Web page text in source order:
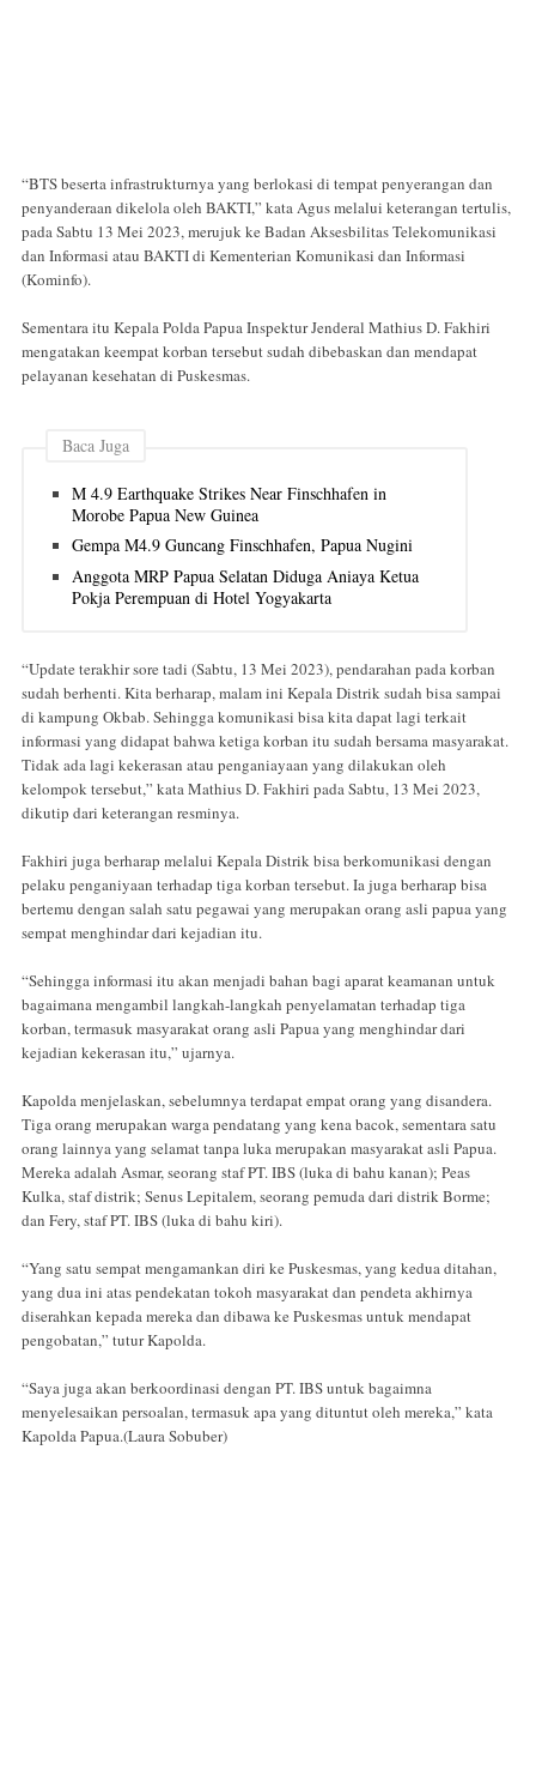
“BTS beserta infrastrukturnya yang berlokasi di tempat penyerangan dan
penyanderaan dikelola oleh BAKTI,” kata Agus melalui keterangan tertulis,
pada Sabtu 13 Mei 2023, merujuk ke Badan Aksesbilitas Telekomunikasi
dan Informasi atau BAKTI di Kementerian Komunikasi dan Informasi
(Kominfo).
Sementara itu Kepala Polda Papua Inspektur Jenderal Mathius D. Fakhiri
mengatakan keempat korban tersebut sudah dibebaskan dan mendapat
pelayanan kesehatan di Puskesmas.
Baca Juga
M 4.9 Earthquake Strikes Near Finschhafen in
Morobe Papua New Guinea
Gempa M4.9 Guncang Finschhafen, Papua Nugini
Anggota MRP Papua Selatan Diduga Aniaya Ketua
Pokja Perempuan di Hotel Yogyakarta
“Update terakhir sore tadi (Sabtu, 13 Mei 2023), pendarahan pada korban
sudah berhenti. Kita berharap, malam ini Kepala Distrik sudah bisa sampai
di kampung Okbab. Sehingga komunikasi bisa kita dapat lagi terkait
informasi yang didapat bahwa ketiga korban itu sudah bersama masyarakat.
Tidak ada lagi kekerasan atau penganiayaan yang dilakukan oleh
kelompok tersebut,” kata Mathius D. Fakhiri pada Sabtu, 13 Mei 2023,
dikutip dari keterangan resminya.
Fakhiri juga berharap melalui Kepala Distrik bisa berkomunikasi dengan
pelaku penganiyaan terhadap tiga korban tersebut. Ia juga berharap bisa
bertemu dengan salah satu pegawai yang merupakan orang asli papua yang
sempat menghindar dari kejadian itu.
“Sehingga informasi itu akan menjadi bahan bagi aparat keamanan untuk
bagaimana mengambil langkah-langkah penyelamatan terhadap tiga
korban, termasuk masyarakat orang asli Papua yang menghindar dari
kejadian kekerasan itu,” ujarnya.
Kapolda menjelaskan, sebelumnya terdapat empat orang yang disandera.
Tiga orang merupakan warga pendatang yang kena bacok, sementara satu
orang lainnya yang selamat tanpa luka merupakan masyarakat asli Papua.
Mereka adalah Asmar, seorang staf PT. IBS (luka di bahu kanan); Peas
Kulka, staf distrik; Senus Lepitalem, seorang pemuda dari distrik Borme;
dan Fery, staf PT. IBS (luka di bahu kiri).
“Yang satu sempat mengamankan diri ke Puskesmas, yang kedua ditahan,
yang dua ini atas pendekatan tokoh masyarakat dan pendeta akhirnya
diserahkan kepada mereka dan dibawa ke Puskesmas untuk mendapat
pengobatan,” tutur Kapolda.
“Saya juga akan berkoordinasi dengan PT. IBS untuk bagaimna
menyelesaikan persoalan, termasuk apa yang dituntut oleh mereka,” kata
Kapolda Papua.(Laura Sobuber)